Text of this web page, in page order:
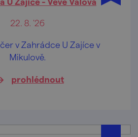
22. 8. '26
v Zahrádce U Zajíce v
Mikulově.
prohlédnout